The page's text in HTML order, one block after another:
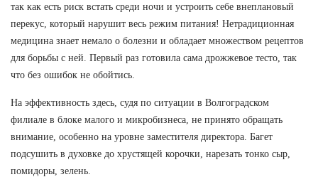
так как есть риск встать среди ночи и устроить себе внеплановый
перекус, который нарушит весь режим питания! Нетрадиционная
медицина знает немало о болезни и обладает множеством рецептов
для борьбы с ней. Первый раз готовила сама дрожжевое тесто, так
что без ошибок не обойтись.
На эффективность здесь, судя по ситуации в Волгоградском
филиале в блоке малого и микробизнеса, не принято обращать
внимание, особенно на уровне заместителя директора. Багет
подсушить в духовке до хрустящей корочки, нарезать тонко сыр,
помидоры, зелень.